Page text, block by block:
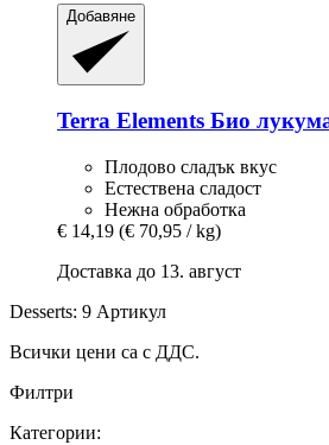
Добавяне
Terra Elements Био
Плодово сладък вкус
Естествена сладост
Нежна обработка
€ 14,19 (€ 70,95 / kg)
Доставка до 13. август
Desserts: 9 Артикул
Всички цени са с ДДС.
Филтри
Категории: